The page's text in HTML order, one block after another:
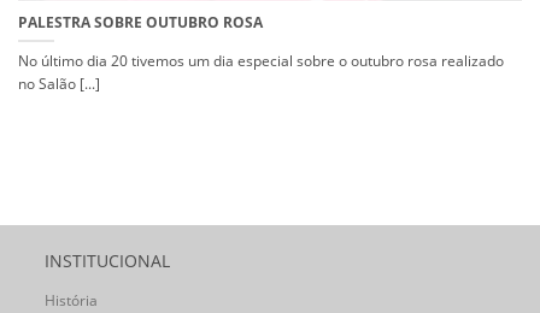
PALESTRA SOBRE OUTUBRO ROSA
No último dia 20 tivemos um dia especial sobre o outubro rosa realizado
no Salão [...]
INSTITUCIONAL
História